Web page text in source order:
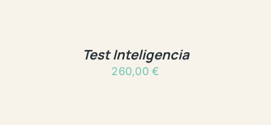
Test Inteligencia
260,00€